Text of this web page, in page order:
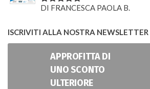
VALUTATO
DI FRANCESCA PAOLA B.
ISCRIVITI ALLA NOSTRA NEWSLETTER
APPROFITTA DI
UNO SCONTO
ULTERIORE